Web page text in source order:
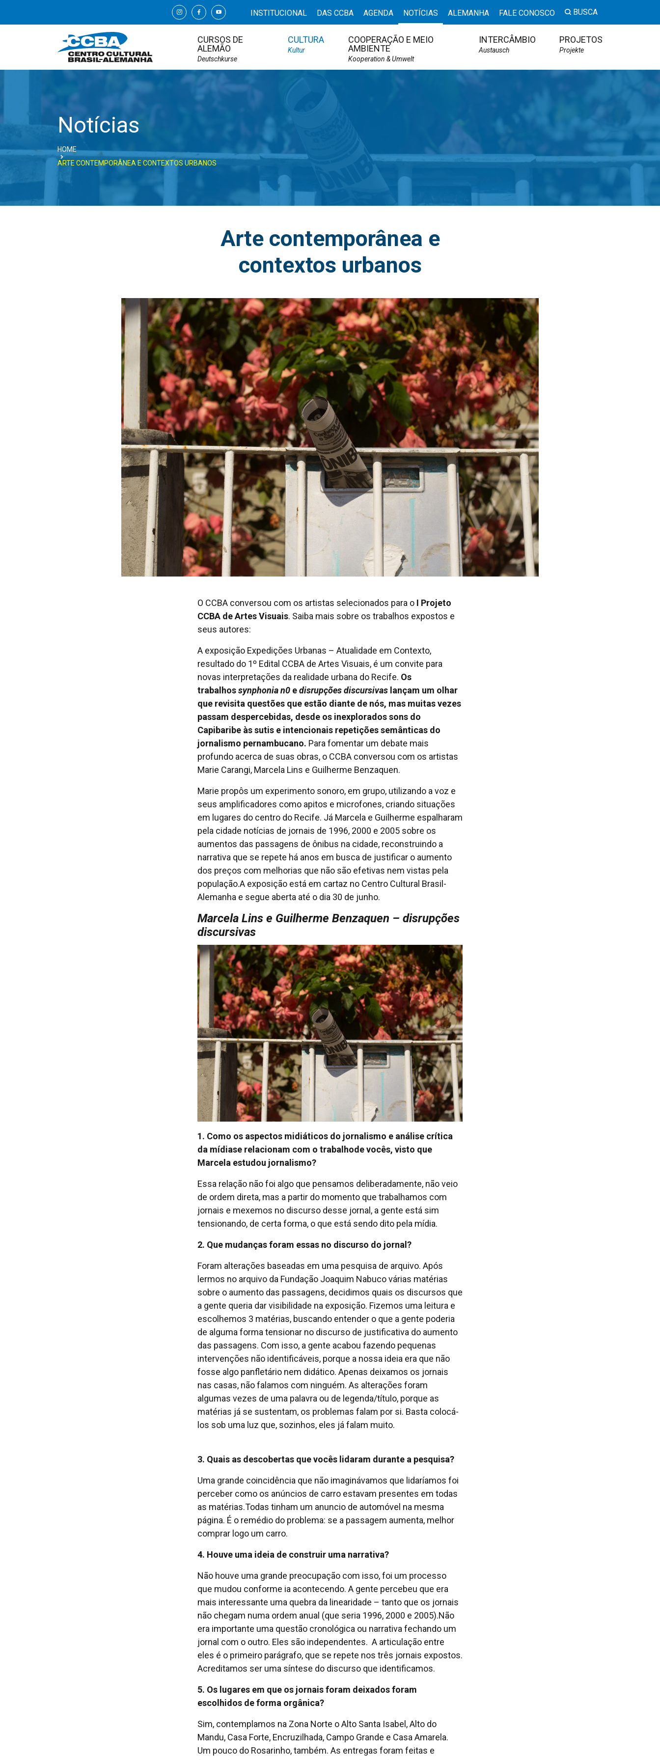
INSTITUCIONAL DAS CCBA AGENDA NOTÍCIAS ALEMANHA FALE CONOSCO BUSCA
CURSOS DE
ALEMÃO
Deutschkurse
CULTURA
Kultur
COOPERAÇÃO E MEIO
AMBIENTE
Kooperation & Umwelt
INTERCÂMBIO
Austausch
PROJETOS
Projekte
Notícias
HOME
ARTE CONTEMPORÂNEA E CONTEXTOS URBANOS
Arte contemporânea e
contextos urbanos
O CCBA conversou com os artistas selecionados para o I Projeto
CCBA de Artes Visuais. Saiba mais sobre os trabalhos expostos e
seus autores:
A exposição Expedições Urbanas – Atualidade em Contexto,
resultado do 1º Edital CCBA de Artes Visuais, é um convite para
novas interpretações da realidade urbana do Recife. Os
trabalhossynphonia n0 edisrupções discursivas lançam um olhar
que revisita questões que estão diante de nós, mas muitas vezes
passam despercebidas, desde os inexplorados sons do
Capibaribe às sutis e intencionais repetições semânticas do
jornalismo pernambucano. Para fomentar um debate mais
profundo acerca de suas obras, o CCBA conversou com os artistas
Marie Carangi, Marcela Lins e Guilherme Benzaquen.
Marie propôs um experimento sonoro, em grupo, utilizando a voz e
seus amplificadores como apitos e microfones, criando situações
em lugares do centro do Recife. Já Marcela e Guilherme espalharam
pela cidade notícias de jornais de 1996, 2000 e 2005 sobre os
aumentos das passagens de ônibus na cidade, reconstruindo a
narrativa que se repete há anos em busca de justificar o aumento
dos preços com melhorias que não são efetivas nem vistas pela
população.A exposição está em cartaz no Centro Cultural Brasil-
Alemanha e segue aberta até o dia 30 de junho.
Marcela Lins e Guilherme Benzaquen – disrupções
discursivas
1. Como os aspectos midiáticos do jornalismo e análise crítica
da mídiase relacionam com o trabalhode vocês, visto que
Marcela estudou jornalismo?
Essa relação não foi algo que pensamos deliberadamente, não veio
de ordem direta, mas a partir do momento que trabalhamos com
jornais e mexemos no discurso desse jornal, a gente está sim
tensionando, de certa forma, o que está sendo dito pela mídia.
2. Que mudanças foram essas no discurso do jornal?
Foram alterações baseadas em uma pesquisa de arquivo. Após
lermos no arquivo da Fundação Joaquim Nabuco várias matérias
sobre o aumento das passagens, decidimos quais os discursos que
a gente queria dar visibilidade na exposição. Fizemos uma leitura e
escolhemos 3 matérias, buscando entender o que a gente poderia
de alguma forma tensionar no discurso de justificativa do aumento
das passagens. Com isso, a gente acabou fazendo pequenas
intervenções não identificáveis, porque a nossa ideia era que não
fosse algo panfletário nem didático. Apenas deixamos os jornais
nas casas, não falamos com ninguém. As alterações foram
algumas vezes de uma palavra ou de legenda/título, porque as
matérias já se sustentam, os problemas falam por si. Basta colocá-
los sob uma luz que, sozinhos, eles já falam muito.
3. Quais as descobertas que vocês lidaram durante a pesquisa?
Uma grande coincidência que não imaginávamos que lidaríamos foi
perceber como os anúncios de carro estavam presentes em todas
as matérias.Todas tinham um anuncio de automóvel na mesma
página. É o remédio do problema: se a passagem aumenta, melhor
comprar logo um carro.
4. Houve uma ideia de construir uma narrativa?
Não houve uma grande preocupação com isso, foi um processo
que mudou conforme ia acontecendo. A gente percebeu que era
mais interessante uma quebra da linearidade – tanto que os jornais
não chegam numa ordem anual (que seria 1996, 2000 e 2005).Não
era importante uma questão cronológica ou narrativa fechando um
jornal com o outro. Eles são independentes. A articulação entre
eles é o primeiro parágrafo, que se repete nos três jornais expostos.
Acreditamos ser uma síntese do discurso que identificamos.
5. Os lugares em que os jornais foram deixados foram
escolhidos de forma orgânica?
Sim, contemplamos na Zona Norte o Alto Santa Isabel, Alto do
Mandu, Casa Forte, Encruzilhada, Campo Grande e Casa Amarela.
Um pouco do Rosarinho, também. As entregas foram feitas e